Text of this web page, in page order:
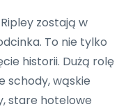
zostają w
To nie tylko
historii. Dużą rolę
schody, wąskie
stare hotelowe